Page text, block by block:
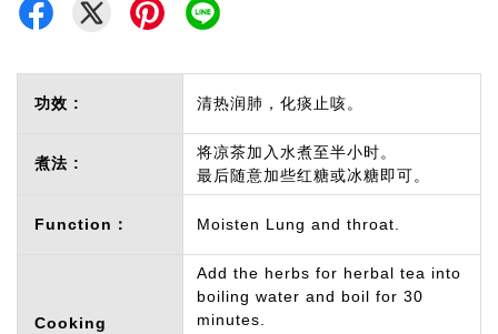
功效 : 清热润肺，化痰止咳。
煮法 :
将凉茶加入水煮至半小时。
最后随意加些红糖或冰糖即可。
Function： Moisten Lung and throat.
Cooking
Add the herbs for herbal tea into
boiling water and boil for 30
minutes.